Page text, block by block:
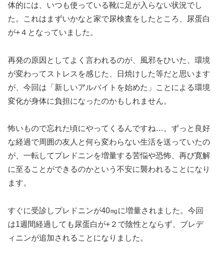
体的には、いつも使っている靴に足が入らない状況でし
た。これはまずいかなと家で尿検査をしたところ、尿蛋白
が+４となっていました。
再発の原因としてよく言われるのが、風邪をひいた、環境
が変わってストレスを感じた、日焼けした等だと思います
が、今回は「新しいアルバイトを始めた」ことによる環境
変化が身体に負担になったのかもしれません。
怖いもので忘れた頃にやってくるんですね…。ずっと良好
な経過で周囲の友人と何ら変わらない生活を送っていたの
が、一転してプレドニンを増量する苦悩や恐怖、再び寛解
に至ることができるのかという不安に襲われることになり
ます。
すぐに受診しプレドニンが40㎎に増量されました。今回
は1週間経過しても尿蛋白が+２で陰性とならず、ブレデ
ィニンが追加されることになりました。